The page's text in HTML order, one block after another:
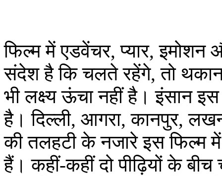
फिल्म में एडवेंचर, प्यार,
संदेश है कि चलते रहेंगे, तो
भी लक्ष्य ऊंचा नहीं है। इंसान
है। दिल्ली, आगरा, कानपुर,
की तलहटी के नजारे इस फिल्म
हैं। कहीं-कहीं दो पीढ़ियों के